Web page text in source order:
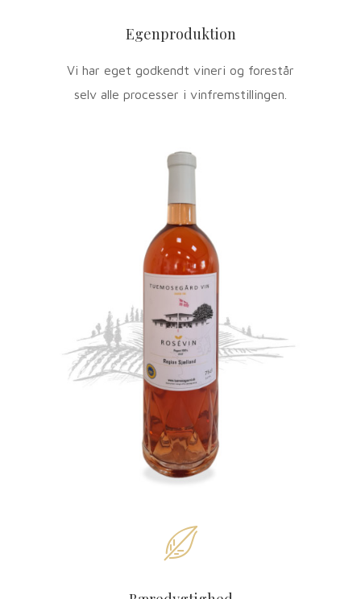
Egenproduktion
Vi har eget godkendt vineri og forestår
selv alle processer i vinfremstillingen.